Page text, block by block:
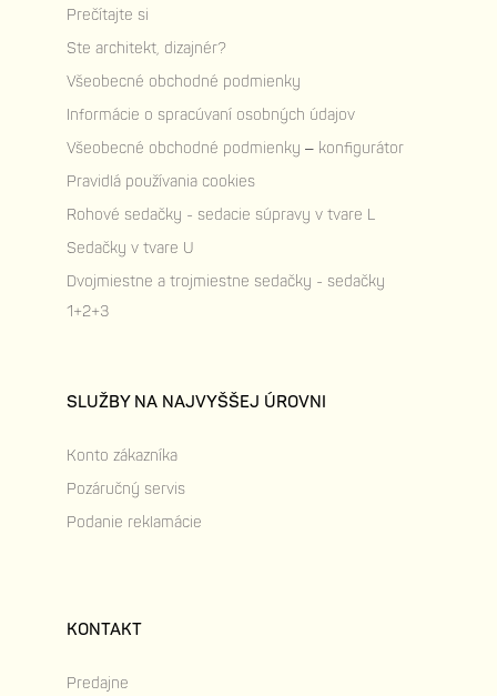
Prečítajte si
Ste architekt, dizajnér?
Všeobecné obchodné podmienky
Informácie o spracúvaní osobných údajov
Všeobecné obchodné podmienky – konfigurátor
Pravidlá používania cookies
Rohové sedačky - sedacie súpravy v tvare L
Sedačky v tvare U
Dvojmiestne a trojmiestne sedačky - sedačky
1+2+3
SLUŽBY NA NAJVYŠŠEJ ÚROVNI
Konto zákazníka
Pozáručný servis
Podanie reklamácie
KONTAKT
Predajne